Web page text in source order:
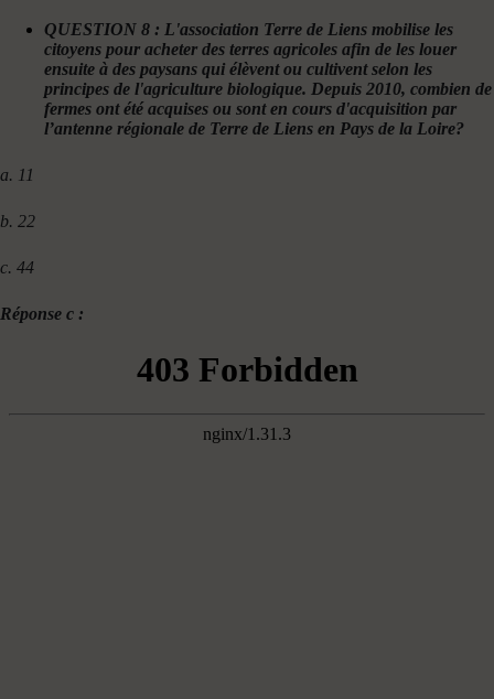
QUESTION 8 : L'association Terre de Liens mobilise les
citoyens pour acheter des terres agricoles afin de les louer
ensuite à des paysans qui élèvent ou cultivent selon les
principes de l'agriculture biologique. Depuis 2010, combien de
fermes ont été acquises ou sont en cours d'acquisition par
l’antenne régionale de Terre de Liens en Pays de la Loire?
a. 11
b. 22
c. 44
Réponse c :